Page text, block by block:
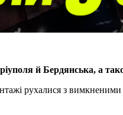
й Бердянська, а
рухалися з